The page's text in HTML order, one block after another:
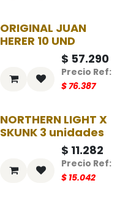
ORIGINAL JUAN
HERER 10 UND
$ 57.290
$76.387
-25%
NORTHERN LIGHT X
SKUNK 3 unidades
$ 11.282
$ 15.042